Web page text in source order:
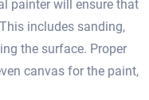
painter will ensure that
includes sanding,
the surface.​ Proper
canvas for the paint,